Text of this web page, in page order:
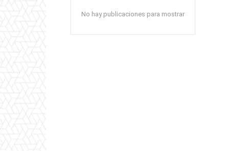
No hay publicaciones para mostrar